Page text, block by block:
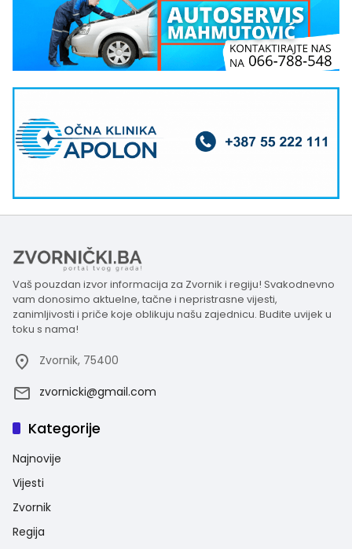
Vaš pouzdan izvor informacija za Zvornik i regiju! Svakodnevno
vam donosimo aktuelne, tačne i nepristrasne vijesti,
zanimljivosti i priče koje oblikuju našu zajednicu. Budite uvijek u
toku s nama!
Zvornik, 75400
zvornicki@gmail.com
Kategorije
Najnovije
Vijesti
Zvornik
Regija